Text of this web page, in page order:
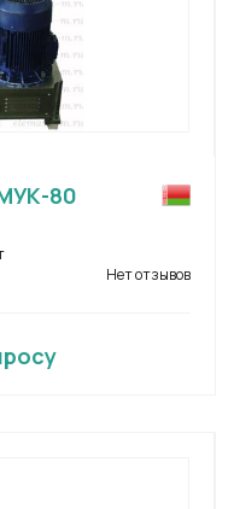
80
Нет отзывов